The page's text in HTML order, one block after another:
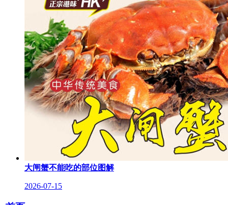
大闸蟹不能吃的部位图解
2026-07-15